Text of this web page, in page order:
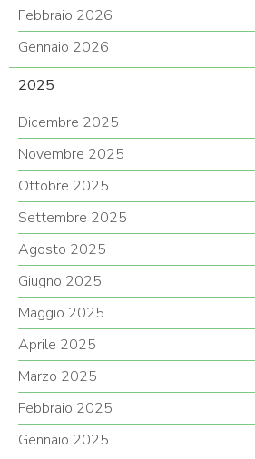
Febbraio 2026
Gennaio 2026
2025
Dicembre 2025
Novembre 2025
Ottobre 2025
Settembre 2025
Agosto 2025
Giugno 2025
Maggio 2025
Aprile 2025
Marzo 2025
Febbraio 2025
Gennaio 2025